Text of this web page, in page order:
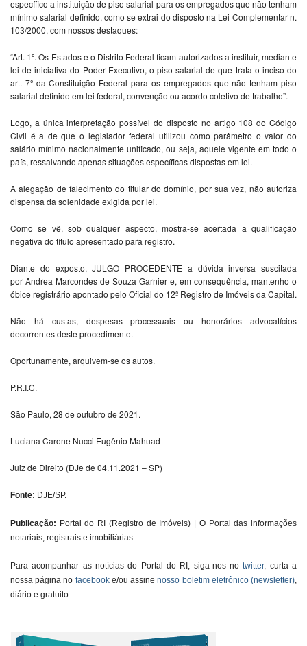
específico a instituição de piso salarial para os empregados que não tenham
mínimo salarial definido, como se extrai do disposto na Lei Complementar n.
103/2000, com nossos destaques:
“Art. 1º. Os Estados e o Distrito Federal ficam autorizados a instituir, mediante
lei de iniciativa do Poder Executivo, o piso salarial de que trata o inciso do
art. 7º da Constituição Federal para os empregados que não tenham piso
salarial definido em lei federal, convenção ou acordo coletivo de trabalho”.
Logo, a única interpretação possível do disposto no artigo 108 do Código
Civil é a de que o legislador federal utilizou como parâmetro o valor do
salário mínimo nacionalmente unificado, ou seja, aquele vigente em todo o
país, ressalvando apenas situações específicas dispostas em lei.
A alegação de falecimento do titular do domínio, por sua vez, não autoriza
dispensa da solenidade exigida por lei.
Como se vê, sob qualquer aspecto, mostra-se acertada a qualificação
negativa do título apresentado para registro.
Diante do exposto, JULGO PROCEDENTE a dúvida inversa suscitada
por Andrea Marcondes de Souza Garnier e, em consequência, mantenho o
óbice registrário apontado pelo Oficial do 12º Registro de Imóveis da Capital.
Não há custas, despesas processuais ou honorários advocatícios
decorrentes deste procedimento.
Oportunamente, arquivem-se os autos.
P.R.I.C.
São Paulo, 28 de outubro de 2021.
Luciana Carone Nucci Eugênio Mahuad
Juiz de Direito (DJe de 04.11.2021 – SP)
Fonte: DJE/SP.
Publicação: Portal do RI (Registro de Imóveis) | O Portal das informações
notariais, registrais e imobiliárias.
Para acompanhar as notícias do Portal do RI, siga-nos notwitter, curta a
nossa página no facebooke/ou assinenosso boletim eletrônico (newsletter)
diário e gratuito.